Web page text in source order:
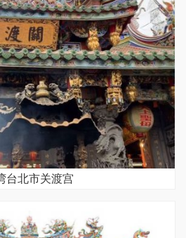
台北市关渡宫